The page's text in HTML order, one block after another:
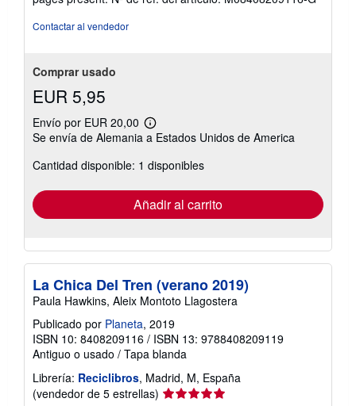
estrellas
Contactar al vendedor
Comprar usado
EUR 5,95
Envío por EUR 20,00
Más
información
las
tarifas
envío
Se envía de Alemania a Estados Unidos de America
Cantidad disponible: 1 disponibles
Añadir al carrito
La Chica Del Tren (verano 2019)
Paula Hawkins, Aleix Montoto Llagostera
Publicado por Planeta, 2019
ISBN 10: 8408209116 / ISBN 13: 9788408209119
Antiguo o usado / Tapa blanda
Librería: Reciclibros, Madrid, M, España
(vendedor de 5 estrellas) Calificación